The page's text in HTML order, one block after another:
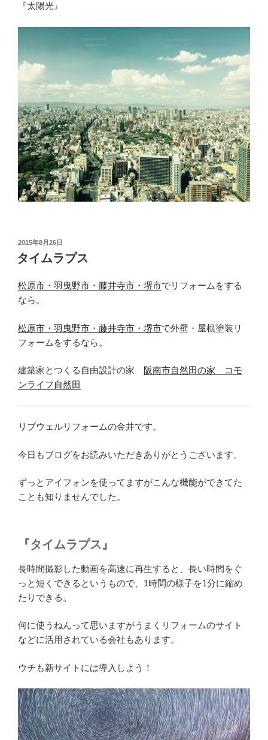
『太陽光』
投
稿
日:
2015年8月26日
タイムラプス
松原市・羽曳野市・藤井寺市・堺市でリフォームをする
なら。
松原市・羽曳野市・藤井寺市・堺市で外壁・屋根塗装リ
フォームをするなら。
建築家とつくる自由設計の家 阪南市自然田の家 コモ
ンライフ自然田
リブウェルリフォームの金井です。
今日もブログをお読みいただきありがとうございます。
ずっとアイフォンを使ってますがこんな機能ができてた
ことも知りませんでした。
『タイムラプス』
長時間撮影した動画を高速に再生すると、長い時間をぐ
っと短くできるというもので、1時間の様子を1分に縮め
たりできる。
何に使うねんって思いますがうまくリフォームのサイト
などに活用されている会社もあります。
ウチも新サイトには導入しよう！